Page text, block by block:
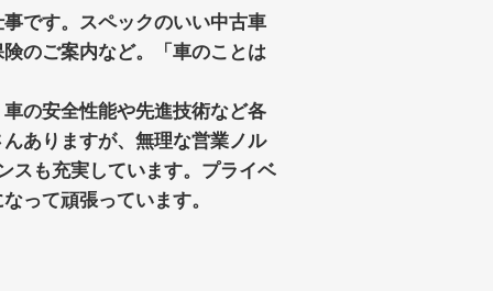
です。スペックのいい中古車
のご案内など。「車のことは
の安全性能や先進技術など各
ありますが、無理な営業ノル
スも充実しています。プライベ
って頑張っています。